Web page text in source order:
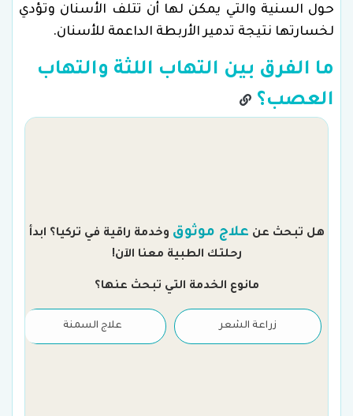
حول السنية والتي يمكن لها أن تتلف الأسنان وتؤدي
لخسارتها نتيجة تدمير الأربطة الداعمة للأسنان.
ما الفرق بين التهاب اللثة والتهاب
العصب؟
هل تبحث عن علاج موثوق وخدمة راقية في تركيا؟ ابدأ
رحلتك الطبية معنا الآن!
مانوع الخدمة التي تبحث عنها؟
زراعة الشعر علاج السمنة